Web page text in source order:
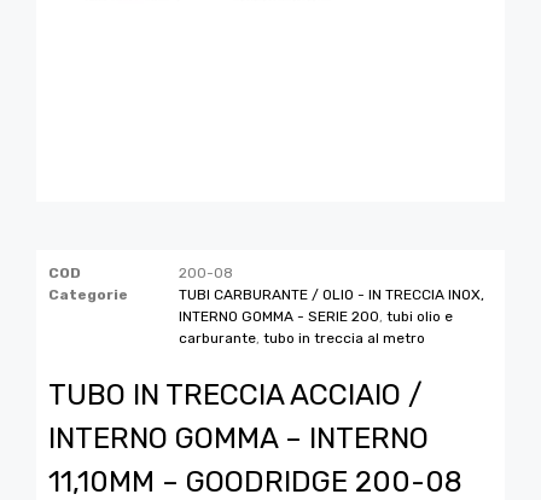
COD
200-08
Categorie
TUBI CARBURANTE / OLIO - IN TRECCIA INOX,
INTERNO GOMMA - SERIE 200 tubi olio e
carburante tubo in treccia al metro
TUBO IN TRECCIA ACCIAIO /
INTERNO GOMMA – INTERNO
11,10MM – GOODRIDGE 200-08